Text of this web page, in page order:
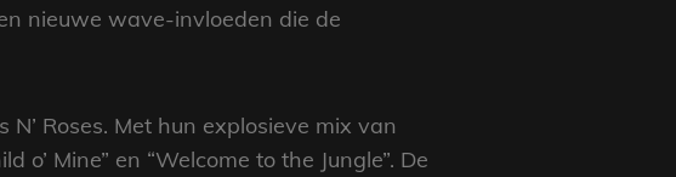
nieuwe wave-invloeden die de
Roses. Met hun explosieve mix van
Mine” en “Welcome to the Jungle”. De